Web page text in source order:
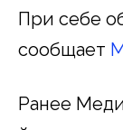
При себе
сообщает
Ранее